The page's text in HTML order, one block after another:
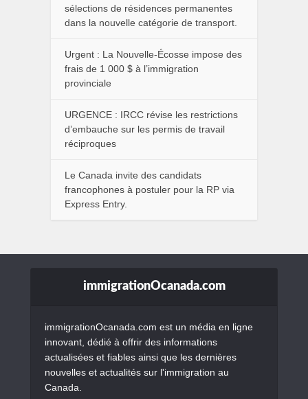
sélections de résidences permanentes
dans la nouvelle catégorie de transport.
Urgent : La Nouvelle-Écosse impose des
frais de 1 000 $ à l’immigration
provinciale
URGENCE : IRCC révise les restrictions
d’embauche sur les permis de travail
réciproques
Le Canada invite des candidats
francophones à postuler pour la RP via
Express Entry.
immigrationOcanada.com
immigrationOcanada.com est un média en ligne
innovant, dédié à offrir des informations
actualisées et fiables ainsi que les dernières
nouvelles et actualités sur l'immigration au
Canada.